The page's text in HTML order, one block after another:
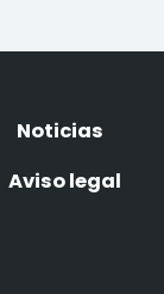
Noticias
Aviso legal